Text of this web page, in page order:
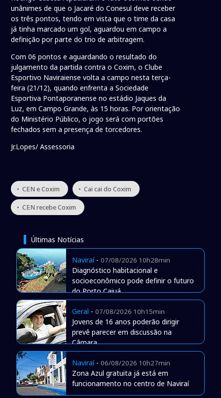
unânimes de que o Jacaré do Conesul deve receber
os três pontos, tendo em vista que o time da casa
já tinha marcado um gol, aguardou em campo a
definição por parte do trio de arbitragem.
Com 06 pontos e aguardando o resultado do
julgamento da partida contra o Coxim, o Clube
Esportivo Naviraiense volta a campo nesta terça-
feira (21/12), quando enfrenta a Sociedade
Esportiva Pontaporanense no estádio Jaques da
Luz, em Campo Grande, às 15 horas. Por orientação
do Ministério Público, o jogo será com portões
fechados sem a presença de torcedores.
Jr.Lopes/ Assessoria
• CEN e Coxim • Cai cai do Coxim
• CEN recebe Coxim
Últimas Notícias
Naviraí- 07/08/2026 10h28min
Diagnóstico habitacional e
socioeconômico pode definir o futuro
do Porto Caiuá
Geral - 07/08/2026 10h15min
Jovens de 16 anos poderão dirigir
prevê parecer em discussão na
Câmara
Naviraí- 06/08/2026 10h27min
Zona Azul gratuita já está em
funcionamento no centro de Naviraí